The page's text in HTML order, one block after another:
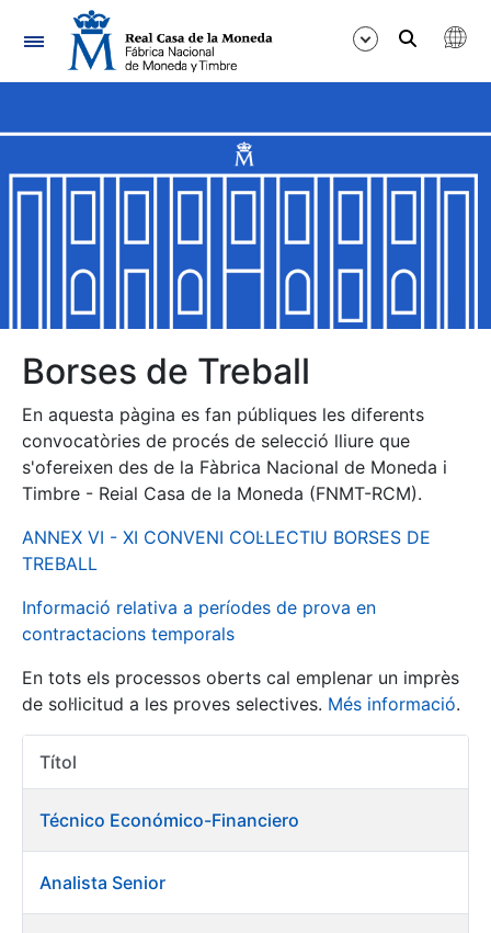
Navegació
Mostra/Amaga
Mostra/Amaga
Mostra/Amaga
Mostra/Amaga
Mostra/Amaga
Borses de Treball
En aquesta pàgina es fan públiques les diferents
convocatòries de procés de selecció lliure que
s'ofereixen des de la Fàbrica Nacional de Moneda i
Timbre - Reial Casa de la Moneda (FNMT-RCM).
ANNEX VI - XI CONVENI COL·LECTIU BORSES DE
TREBALL
Informació relativa a períodes de prova en
contractacions temporals
En tots els processos oberts cal emplenar un imprès
de sol·licitud a les proves selectives. Més informació.
Títol
Accions
Técnico Económico-Financiero
Analista Senior